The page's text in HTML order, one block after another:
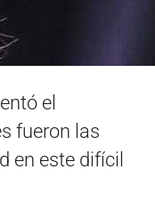
el
fueron las
en este difícil